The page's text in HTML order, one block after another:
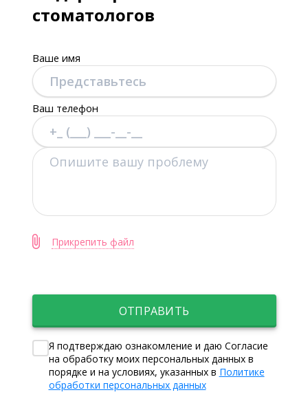
стоматологов
Ваше имя
Ваш телефон
Прикрепить файл
ОТПРАВИТЬ
Я подтверждаю ознакомление и даю Согласие
на обработку моих персональных данных в
порядке и на условиях, указанных в Политике
обработки персональных данных